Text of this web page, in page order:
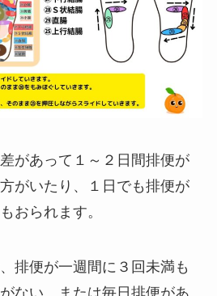
があって１～２日間排便が
がいたり、１日でも排便が
おられます。
排便が一週間に３回未満も
ない、または毎日排便があ